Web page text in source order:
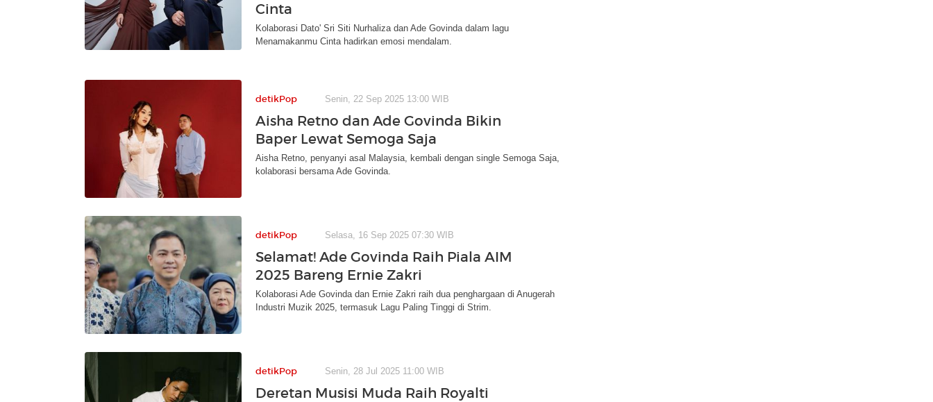
Cinta
Kolaborasi Dato' Sri Siti Nurhaliza dan Ade Govinda dalam lagu
Menamakanmu Cinta hadirkan emosi mendalam.
detikPop Senin, 22 Sep 2025 13:00 WIB
Aisha Retno dan Ade Govinda Bikin
Baper Lewat Semoga Saja
Aisha Retno, penyanyi asal Malaysia, kembali dengan single Semoga Saja,
kolaborasi bersama Ade Govinda.
detikPop Selasa, 16 Sep 2025 07:30 WIB
Selamat! Ade Govinda Raih Piala AIM
2025 Bareng Ernie Zakri
Kolaborasi Ade Govinda dan Ernie Zakri raih dua penghargaan di Anugerah
Industri Muzik 2025, termasuk Lagu Paling Tinggi di Strim.
detikPop Senin, 28 Jul 2025 11:00 WIB
Deretan Musisi Muda Raih Royalti